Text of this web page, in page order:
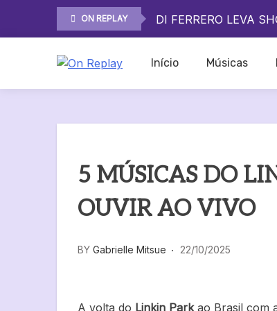
content
ON REPLAY
DI FERRERO LEVA
O QUE ESPERAR DO
ROCK IN RIO 2026
On Replay
Início Músicas
5 MÚSICAS DO
OUVIR AO VIVO
BY Gabrielle Mitsue 22/10/2025
A volta do Linkin Parkao Brasil com